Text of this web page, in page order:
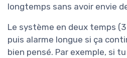
longtemps sans avoir envie
Le système en deux temps
puis alarme longue si ça
bien pensé. Par exemple, si